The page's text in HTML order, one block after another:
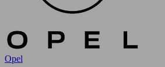
Opel